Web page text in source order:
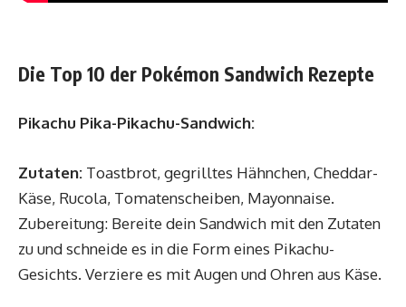
Die Top 10 der Pokémon Sandwich Rezepte
Pikachu Pika-Pikachu-Sandwich:
Zutaten: Toastbrot, gegrilltes Hähnchen, Cheddar-
Käse, Rucola, Tomatenscheiben, Mayonnaise.
Zubereitung: Bereite dein Sandwich mit den Zutaten
zu und schneide es in die Form eines Pikachu-
Gesichts. Verziere es mit Augen und Ohren aus Käse.